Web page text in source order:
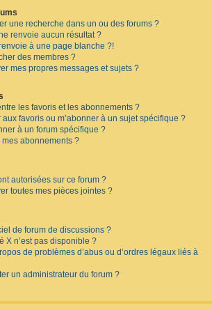
une recherche dans un ou des forums ?
renvoie aucun résultat ?
à une page blanche ?!
des membres ?
mes propres messages et sujets ?
les favoris et les abonnements ?
favoris ou m’abonner à un sujet spécifique ?
à un forum spécifique ?
abonnements ?
autorisées sur ce forum ?
toutes mes pièces jointes ?
de forum de discussions ?
X n’est pas disponible ?
de problèmes d’abus ou d’ordres légaux liés à
un administrateur du forum ?